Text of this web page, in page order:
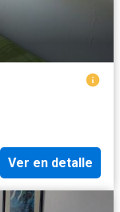
Ver en detalle